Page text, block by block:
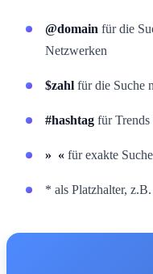
@domain für die
Netzwerken
$zahl für die Suche
#hashtag für Trends
» « für exakte
* als Platzhalter,